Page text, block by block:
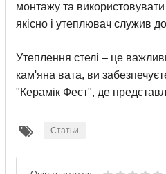
монтажу та
якісно і утеплювач служив
Утеплення стелі – це
кам'яна вата, ви
"Керамік Фест", де
Статьи